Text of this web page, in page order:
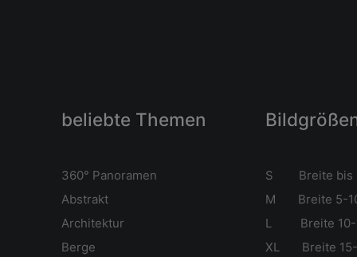
beliebte Themen
360° Panoramen
S Breite bis
Abstrakt
M Breite 5-
Architektur
L Breite 10-
Berge
XL Breite 15-